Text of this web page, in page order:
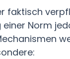
faktisch
einer Norm